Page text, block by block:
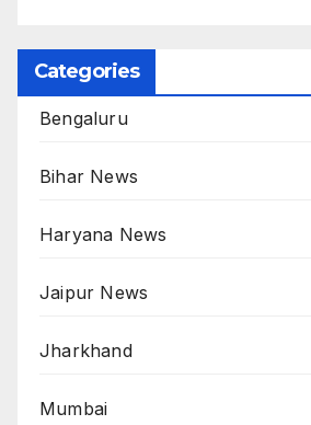
Categories
Bengaluru
Bihar News
Haryana News
Jaipur News
Jharkhand
Mumbai